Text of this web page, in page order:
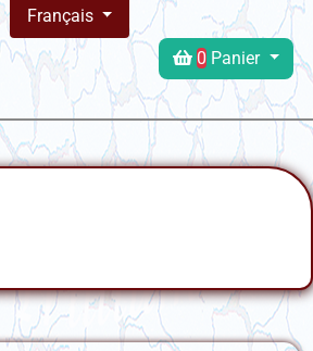
Français
0 Panier